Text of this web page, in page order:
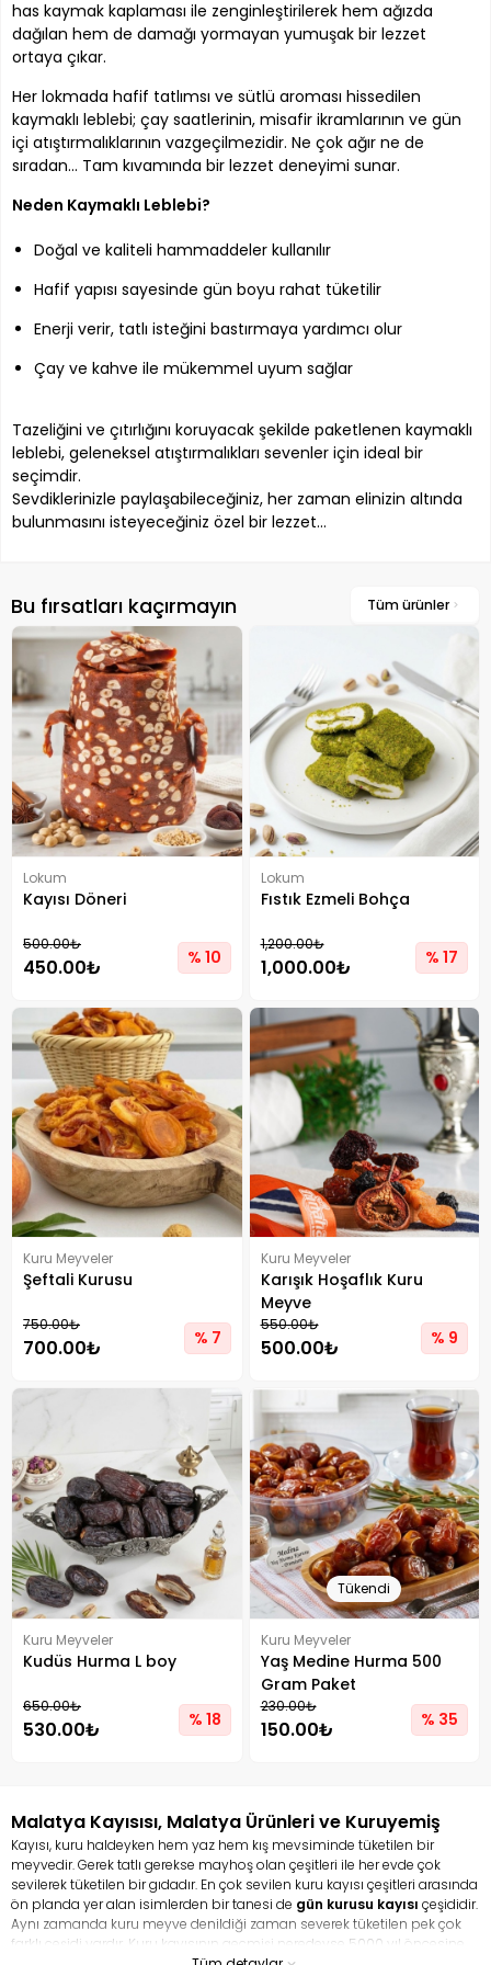
has kaymak kaplaması ile zenginleştirilerek hem ağızda
dağılan hem de damağı yormayan yumuşak bir lezzet
ortaya çıkar.
Her lokmada hafif tatlımsı ve sütlü aroması hissedilen
kaymaklı leblebi; çay saatlerinin, misafir ikramlarının ve gün
içi atıştırmalıklarının vazgeçilmezidir. Ne çok ağır ne de
sıradan… Tam kıvamında bir lezzet deneyimi sunar.
Neden Kaymaklı Leblebi?
Doğal ve kaliteli hammaddeler kullanılır
Hafif yapısı sayesinde gün boyu rahat tüketilir
Enerji verir, tatlı isteğini bastırmaya yardımcı olur
Çay ve kahve ile mükemmel uyum sağlar
Tazeliğini ve çıtırlığını koruyacak şekilde paketlenen kaymaklı
leblebi, geleneksel atıştırmalıkları sevenler için ideal bir
seçimdir.
Sevdiklerinizle paylaşabileceğiniz, her zaman elinizin altında
bulunmasını isteyeceğiniz özel bir lezzet…
Bu fırsatları kaçırmayın Tüm ürünler
Lokum
Kayısı Döneri
500.00₺
450.00₺ % 10
Lokum
Fıstık Ezmeli Bohça
1,200.00₺
1,000.00₺ % 17
Kuru Meyveler
Şeftali Kurusu
750.00₺
700.00₺ % 7
Kuru Meyveler
Karışık Hoşaflık Kuru
Meyve
550.00₺
500.00₺ % 9
Kuru Meyveler
Kudüs Hurma L boy
650.00₺
530.00₺ % 18
Tükendi
Kuru Meyveler
Yaş Medine Hurma 500
Gram Paket
230.00₺
150.00₺ % 35
Malatya Kayısısı, Malatya Ürünleri ve Kuruyemiş
Kayısı, kuru haldeyken hem yaz hem kış mevsiminde tüketilen bir
meyvedir. Gerek tatlı gerekse mayhoş olan çeşitleri ile her evde çok
sevilerek tüketilen bir gıdadır. En çok sevilen kuru kayısı çeşitleri arasında
ön planda yer alan isimlerden bir tanesi de gün kurusu kayısı çeşididir.
Aynı zamanda kuru meyve denildiği zaman severek tüketilen pek çok
farklı çeşidi vardır. Kuru kayısının geçmişi neredeyse 5000 yıl öncesine